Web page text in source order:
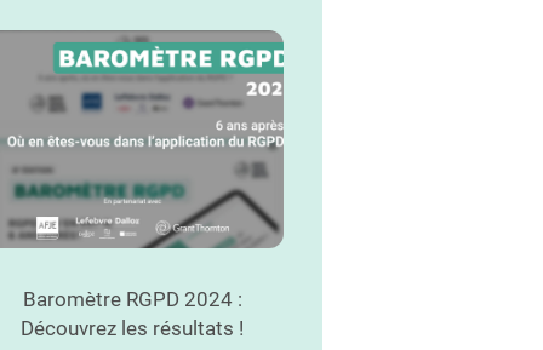
Baromètre RGPD 2024 :
Découvrez les résultats !